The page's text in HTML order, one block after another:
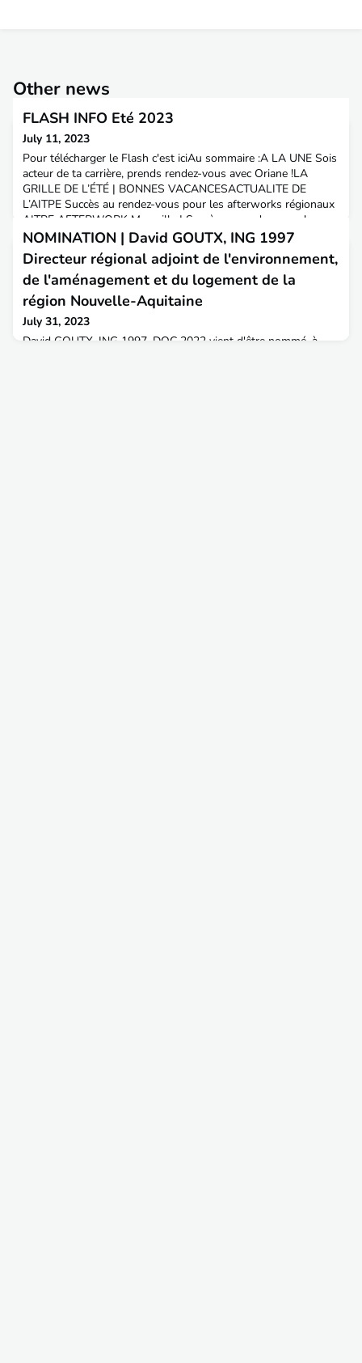
Other news
FLASH INFO Eté 2023
July 11, 2023
Pour télécharger le Flash c'est iciAu sommaire :A LA UNE Sois
acteur de ta carrière, prends rendez-vous avec Oriane !LA
GRILLE DE L’ÉTÉ | BONNES VACANCESACTUALITE DE
L’AITPE Succès au rendez-vous pour les afterworks régionaux
AITPE AFTERWORK Marseille | Succès au rendez-vous !
L'AITPE, un réseau, une association à ton service… ...et qui
compte sur toi !PARCOURSNOMINATION Benoît PREVOST-
REVOL, ING
NOMINATION | David GOUTX, ING 1997
Directeur régional adjoint de l'environnement,
de l'aménagement et du logement de la
région Nouvelle-Aquitaine
July 31, 2023
David GOUTX, ING 1997, DOC 2022 vient d'être nommé, à